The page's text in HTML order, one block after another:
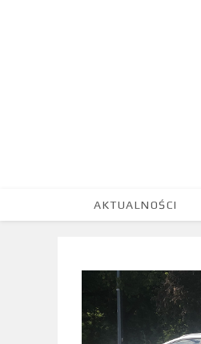
AKTUALNOŚCI